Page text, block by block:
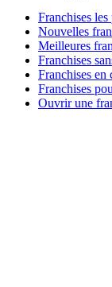
Franchises
Nouvelles
Meilleures
Franchises
Franchises en
Franchises
Ouvrir une